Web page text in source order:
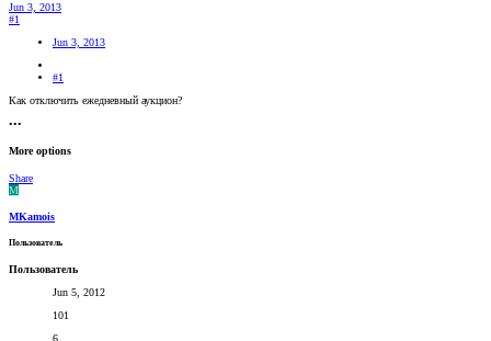
Jun 3, 2013
#1
Jun 3, 2013
#1
Как отключить ежедневный аукцион?
•••
More options
Share
M
MKamois
Пользователь
Пользователь
Jun 5, 2012
101
6